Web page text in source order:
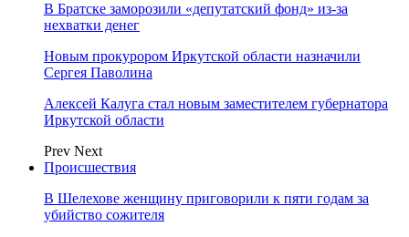
В Братске заморозили «депутатский фонд» из‑за
нехватки денег
Новым прокурором Иркутской области назначили
Сергея Паволина
Алексей Калуга стал новым заместителем губернатора
Иркутской области
Prev Next
Происшествия
В Шелехове женщину приговорили к пяти годам за
убийство сожителя